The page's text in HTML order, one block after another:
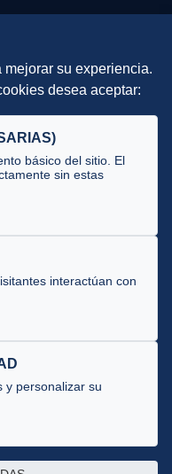
su experiencia.
desea aceptar:
básico del sitio. El
sin estas
interactúan con
y personalizar su